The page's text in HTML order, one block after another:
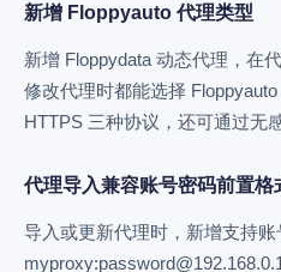
新增 Floppyauto 代理类型
新增 Floppydata 动态代理，在
修改代理时都能选择
HTTPS 三种协议，还可通过无
代理导入兼容账号密码前置格
导入或更新代理时，新增支持